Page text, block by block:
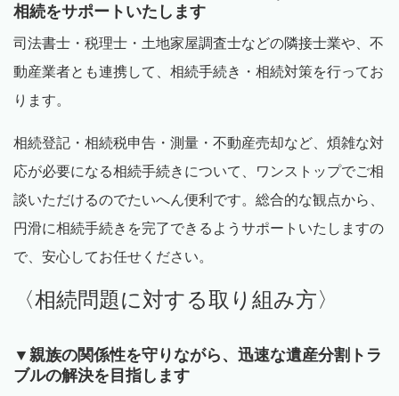
相続をサポートいたします
司法書士・税理士・土地家屋調査士などの隣接士業や、不
動産業者とも連携して、相続手続き・相続対策を行ってお
ります。
相続登記・相続税申告・測量・不動産売却など、煩雑な対
応が必要になる相続手続きについて、ワンストップでご相
談いただけるのでたいへん便利です。総合的な観点から、
円滑に相続手続きを完了できるようサポートいたしますの
で、安心してお任せください。
〈相続問題に対する取り組み方〉
▼親族の関係性を守りながら、迅速な遺産分割トラ
ブルの解決を目指します